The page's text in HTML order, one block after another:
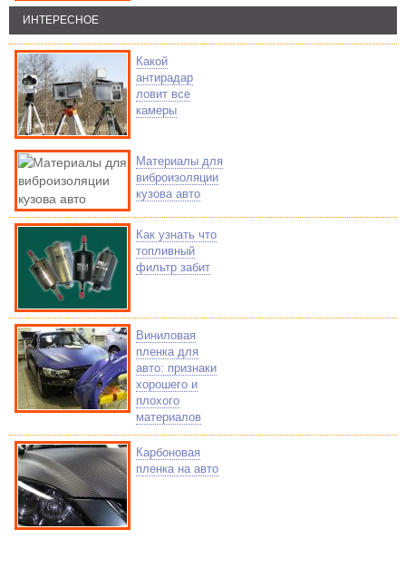
ИНТЕРЕСНОЕ
Какой
антирадар
ловит все
камеры
Материалы для
виброизоляции
кузова авто
Как узнать что
топливный
фильтр забит
Виниловая
пленка для
авто: признаки
хорошего и
плохого
материалов
Карбоновая
пленка на авто